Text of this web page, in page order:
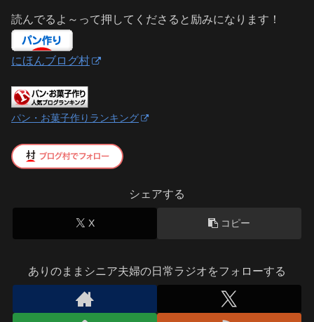
読んでるよ～って押してくださると励みになります！
にほんブログ村
パン・お菓子作りランキング
シェアする
X コピー
ありのままシニア夫婦の日常ラジオをフォローする